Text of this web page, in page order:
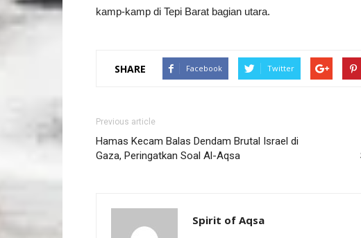
kamp-kamp di Tepi Barat bagian utara.
SHARE Facebook Twitter
Previous article
Hamas Kecam Balas Dendam Brutal Israel di
Gaza, Peringatkan Soal Al-Aqsa
Spirit of Aqsa